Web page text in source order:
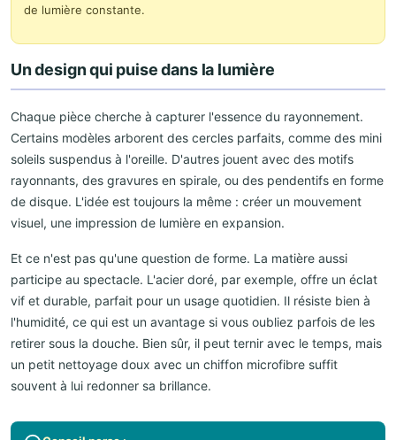
de lumière constante.
Un design qui puise dans la lumière
Chaque pièce cherche à capturer l'essence du rayonnement.
Certains modèles arborent des cercles parfaits, comme des mini
soleils suspendus à l'oreille. D'autres jouent avec des motifs
rayonnants, des gravures en spirale, ou des pendentifs en forme
de disque. L'idée est toujours la même : créer un mouvement
visuel, une impression de lumière en expansion.
Et ce n'est pas qu'une question de forme. La matière aussi
participe au spectacle. L'acier doré, par exemple, offre un éclat
vif et durable, parfait pour un usage quotidien. Il résiste bien à
l'humidité, ce qui est un avantage si vous oubliez parfois de les
retirer sous la douche. Bien sûr, il peut ternir avec le temps, mais
un petit nettoyage doux avec un chiffon microfibre suffit
souvent à lui redonner sa brillance.